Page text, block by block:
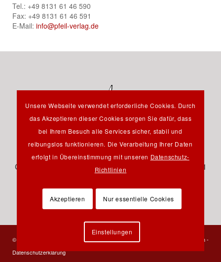
Tel.: +49 8131 61 46 590
Fax: +49 8131 61 46 591
E-Mail: info@pfeil-verlag.de
Hauptstraße 12B - 85232 Bergkirchen OT Günding -
Germany - Tel.: +49 8131 61 46 590 - Fax: +49 8131 61
© 2023 Verlag Dr. Friedrich Pfeil - Alle Rechte vorbehalten - Impressum-
Datenschutzerklärung
Unsere Webseite verwendet erforderliche Cookies. Durch
das Akzeptieren dieser Cookies sorgen Sie dafür, dass
bei Ihrem Besuch alle Services sicher, stabil und
reibungslos funktionieren. Die Verarbeitung Ihrer Daten
erfolgt in Übereinstimmung mit unseren Datenschutz-
Richtlinien
Akzeptieren Nur essentielle Cookies
Einstellungen